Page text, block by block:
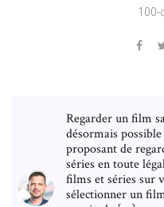
100-
Regarder un film
désormais
proposant de
séries en toute
films et séries sur
sélectionner un